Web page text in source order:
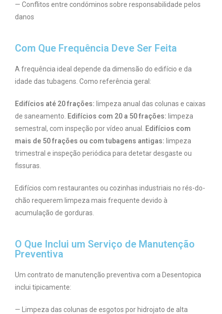
— Conflitos entre condóminos sobre responsabilidade pelos
danos
Com Que Frequência Deve Ser Feita
A frequência ideal depende da dimensão do edifício e da
idade das tubagens. Como referência geral:
Edifícios até 20 frações: limpeza anual das colunas e caixas
de saneamento. Edifícios com 20 a 50 frações: limpeza
semestral, com inspeção por vídeo anual.
Edifícios com
mais de 50 frações ou com tubagens antigas: limpeza
trimestral e inspeção periódica para detetar desgaste ou
fissuras.
Edifícios com restaurantes ou cozinhas industriais no rés-do-
chão requerem limpeza mais frequente devido à
acumulação de gorduras.
O Que Inclui um Serviço de Manutenção
Preventiva
Um contrato de manutenção preventiva com a Desentopica
inclui tipicamente:
— Limpeza das colunas de esgotos por hidrojato de alta